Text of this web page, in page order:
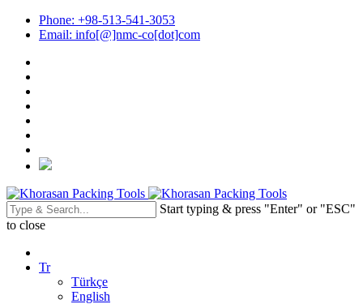
Phone: +98-513-541-3053
Email: info[@]nmc-co[dot]com
Start typing & press "Enter" or "ESC"
to close
Tr
Türkçe
English